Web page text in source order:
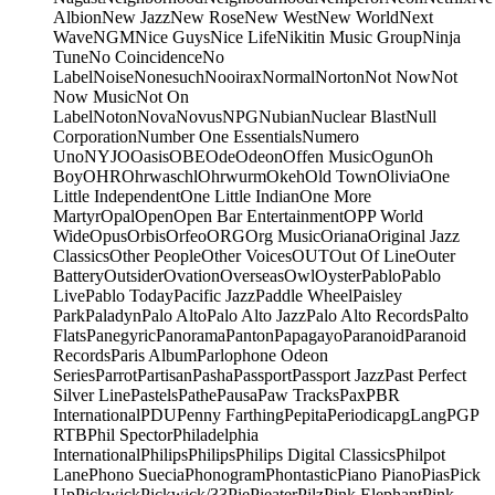
AlbionNew JazzNew RoseNew WestNew WorldNext
WaveNGMNice GuysNice LifeNikitin Music GroupNinja
TuneNo CoincidenceNo
LabelNoiseNonesuchNooiraxNormalNortonNot NowNot
Now MusicNot On
LabelNotonNovaNovusNPGNubianNuclear BlastNull
CorporationNumber One EssentialsNumero
UnoNYJOOasisOBEOdeOdeonOffen MusicOgunOh
BoyOHROhrwaschlOhrwurmOkehOld TownOliviaOne
Little IndependentOne Little IndianOne More
MartyrOpalOpenOpen Bar EntertainmentOPP World
WideOpusOrbisOrfeoORGOrg MusicOrianaOriginal Jazz
ClassicsOther PeopleOther VoicesOUTOut Of LineOuter
BatteryOutsiderOvationOverseasOwlOysterPabloPablo
LivePablo TodayPacific JazzPaddle WheelPaisley
ParkPaladynPalo AltoPalo Alto JazzPalo Alto RecordsPalto
FlatsPanegyricPanoramaPantonPapagayoParanoidParanoid
RecordsParis AlbumParlophone Odeon
SeriesParrotPartisanPashaPassportPassport JazzPast Perfect
Silver LinePastelsPathePausaPaw TracksPaxPBR
InternationalPDUPenny FarthingPepitaPeriodicapgLangPGP
RTBPhil SpectorPhiladelphia
InternationalPhilipsPhilipsPhilips Digital ClassicsPhilpot
LanePhono SueciaPhonogramPhontasticPiano PianoPiasPick